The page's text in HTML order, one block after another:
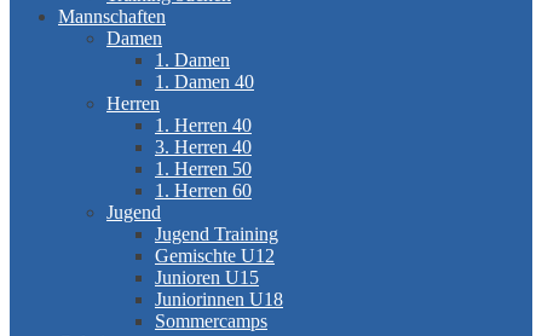
Mannschaften
Damen
1. Damen
1. Damen 40
Herren
1. Herren 40
3. Herren 40
1. Herren 50
1. Herren 60
Jugend
Jugend Training
Gemischte U12
Junioren U15
Juniorinnen U18
Sommercamps